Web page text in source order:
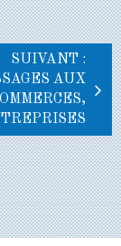
SUIVANT :
AUX